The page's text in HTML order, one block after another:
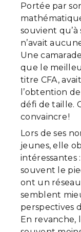
Portée par
souvient qu’à
n’avait
Une
que le
titre CFA,
l’obtention
défi de taille.
convaincre !
Lors de ses
jeunes, elle
intéressantes
souvent le
ont un
semblent
perspectives
En revanche,